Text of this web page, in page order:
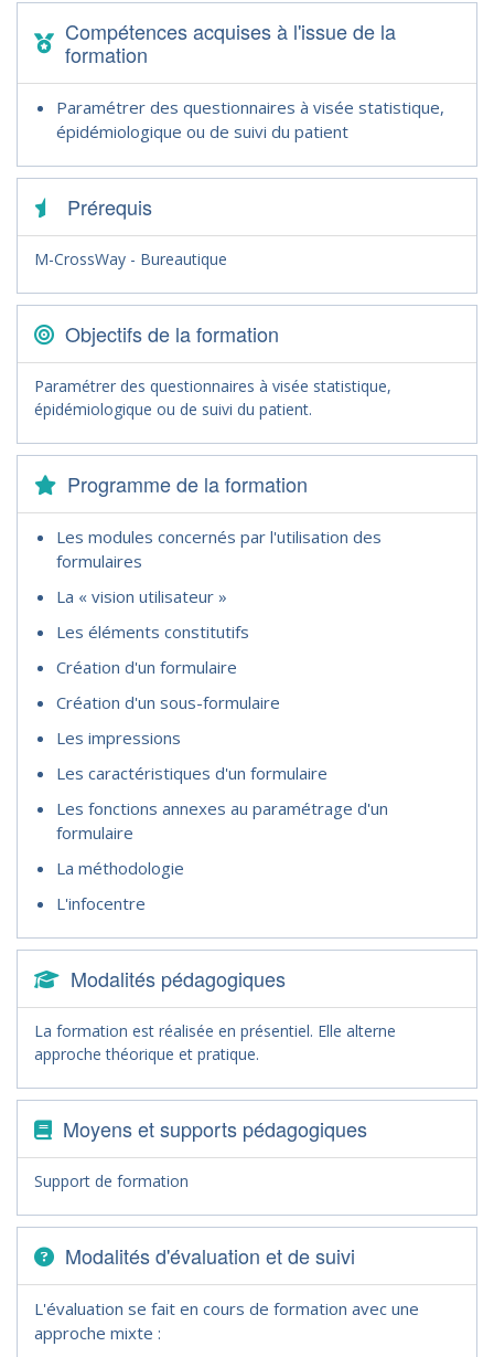
Compétences acquises à l'issue de la
formation
Paramétrer des questionnaires à visée statistique,
épidémiologique ou de suivi du patient
Prérequis
M-CrossWay - Bureautique
Objectifs de la formation
Paramétrer des questionnaires à visée statistique,
épidémiologique ou de suivi du patient.
Programme de la formation
Les modules concernés par l'utilisation des
formulaires
La « vision utilisateur »
Les éléments constitutifs
Création d'un formulaire
Création d'un sous-formulaire
Les impressions
Les caractéristiques d'un formulaire
Les fonctions annexes au paramétrage d'un
formulaire
La méthodologie
L'infocentre
Modalités pédagogiques
La formation est réalisée en présentiel. Elle alterne
approche théorique et pratique.
Moyens et supports pédagogiques
Support de formation
Modalités d'évaluation et de suivi
L'évaluation se fait en cours de formation avec une
approche mixte :